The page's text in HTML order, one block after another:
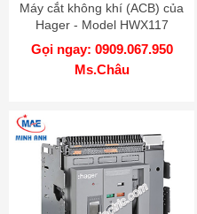
Máy cắt không khí (ACB) của
Hager - Model HWX117
Gọi ngay: 0909.067.950
Ms.Châu